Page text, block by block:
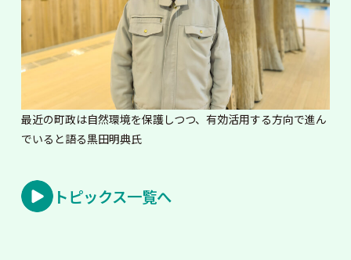
最近の町政は自然環境を保護しつつ、有効活用する方向で進ん
でいると語る黒田明典氏
トピックス一覧へ